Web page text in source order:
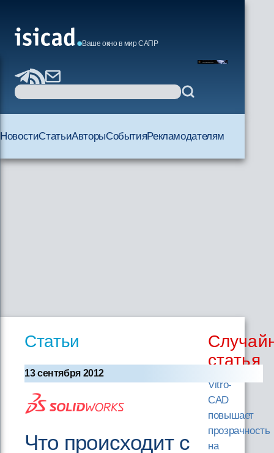
Ваше окно в мир САПР
НовостиСтатьиАвторыСобытияРекламодателям
Статьи
13 сентября 2012
Что происходит с
статья
Vitro-
CAD
повышает
прозрачность
на